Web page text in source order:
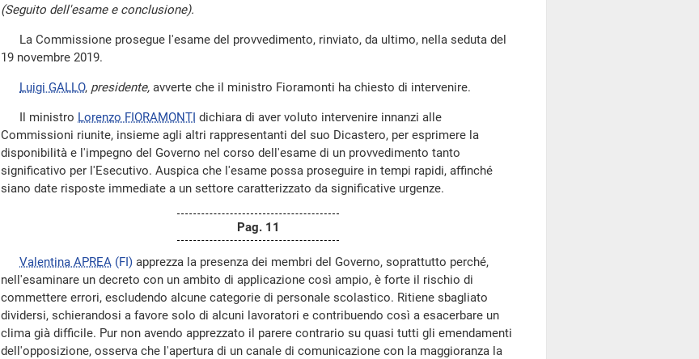
(Seguito dell'esame e conclusione).
La Commissione prosegue l'esame del provvedimento, rinviato, da ultimo, nella seduta del
19 novembre 2019.
Luigi GALLO, presidente, avverte che il ministro Fioramonti ha chiesto di intervenire.
Il ministro Lorenzo FIORAMONTI dichiara di aver voluto intervenire innanzi alle
Commissioni riunite, insieme agli altri rappresentanti del suo Dicastero, per esprimere la
disponibilità e l'impegno del Governo nel corso dell'esame di un provvedimento tanto
significativo per l'Esecutivo. Auspica che l'esame possa proseguire in tempi rapidi, affinché
siano date risposte immediate a un settore caratterizzato da significative urgenze.
Pag. 11
Valentina APREA (FI) apprezza la presenza dei membri del Governo, soprattutto perché,
nell'esaminare un decreto con un ambito di applicazione così ampio, è forte il rischio di
commettere errori, escludendo alcune categorie di personale scolastico. Ritiene sbagliato
dividersi, schierandosi a favore solo di alcuni lavoratori e contribuendo così a esacerbare un
clima già difficile. Pur non avendo apprezzato il parere contrario su quasi tutti gli emendamenti
dell'opposizione, osserva che l'apertura di un canale di comunicazione con la maggioranza la